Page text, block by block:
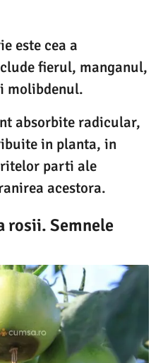
este cea a
fierul, manganul,
molibdenul.
absorbite radicular,
in planta, in
parti ale
acestora.
rosii. Semnele